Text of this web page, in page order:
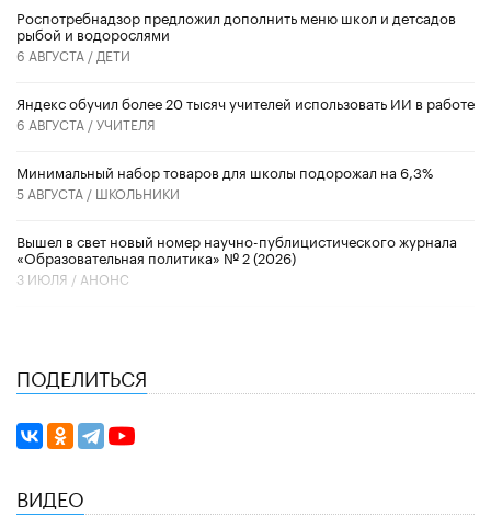
Роспотребнадзор предложил дополнить меню школ и детсадов
рыбой и водорослями
6 АВГУСТА / ДЕТИ
​Яндекс обучил более 20 тысяч учителей использовать ИИ в работе
6 АВГУСТА /УЧИТЕЛЯ
Минимальный набор товаров для школы подорожал на 6,3%
5 АВГУСТА / ШКОЛЬНИКИ
Вышел в свет новый номер научно-публицистического журнала
«Образовательная политика» № 2 (2026)
3 ИЮЛЯ / АНОНС
ПОДЕЛИТЬСЯ
ВИДЕО